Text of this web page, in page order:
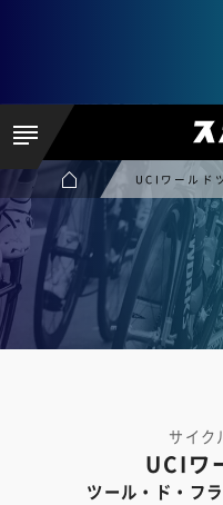
UCIワールド
サイク
UCIワ
ツール・ド・フ